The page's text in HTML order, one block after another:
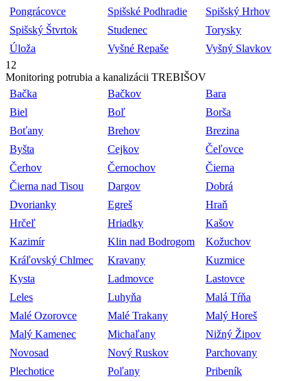
Pongrácovce
Spišské Podhradie
Spišský Hrhov
Spišský Štvrtok
Studenec
Torysky
Úloža
Vyšné Repaše
Vyšný Slavkov
12
Monitoring potrubia a kanalizácii TREBIŠOV
Bačka
Bačkov
Bara
Biel
Boľ
Borša
Boťany
Brehov
Brezina
Byšta
Cejkov
Čeľovce
Čerhov
Černochov
Čierna
Čierna nad Tisou
Dargov
Dobrá
Dvorianky
Egreš
Hraň
Hrčeľ
Hriadky
Kašov
Kazimír
Klin nad Bodrogom
Kožuchov
Kráľovský Chlmec
Kravany
Kuzmice
Kysta
Ladmovce
Lastovce
Leles
Luhyňa
Malá Tŕňa
Malé Ozorovce
Malé Trakany
Malý Horeš
Malý Kamenec
Michaľany
Nižný Žipov
Novosad
Nový Ruskov
Parchovany
Plechotice
Poľany
Pribeník